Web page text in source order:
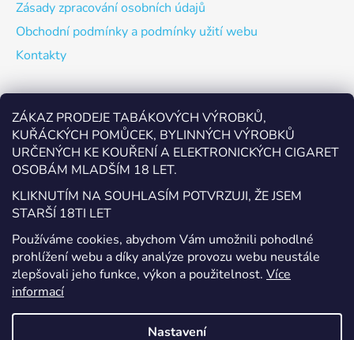
ZÁKAZ PRODEJE TABÁKOVÝCH VÝROBKŮ,
KUŘÁCKÝCH POMŮCEK, BYLINNÝCH VÝROBKŮ
URČENÝCH KE KOUŘENÍ A ELEKTRONICKÝCH CIGARET
OSOBÁM MLADŠÍM 18 LET.
KLIKNUTÍM NA SOUHLASÍM POTVRZUJI, ŽE JSEM
STARŠÍ 18TI LET
Používáme cookies, abychom Vám umožnili pohodlné
prohlížení webu a díky analýze provozu webu neustále
zlepšovali jeho funkce, výkon a použitelnost. Více
informací
Nastavení
Zásady zpracování osobních údajů
Obchodní podmínky a podmínky užití webu
Kontakty
Odebírat newsletter
Vložte svůj e-mail a my vám budeme zasílat informace o
nových produktech na našem e-shopu.
E-mail
Vložením e-mailu souhlasíte s
podmínkami ochrany
osobních údajů
PŘIHLÁSIT SE